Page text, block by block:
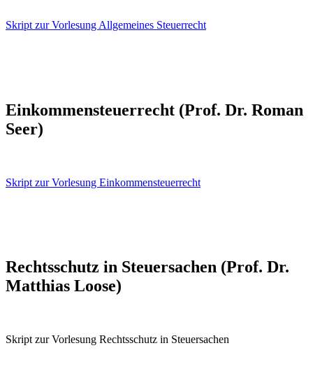
Skript zur Vorlesung Allgemeines Steuerrecht
Einkommensteuerrecht (Prof. Dr. Roman
Seer)
Skript zur Vorlesung Einkommensteuerrecht
Rechtsschutz in Steuersachen (Prof. Dr.
Matthias Loose)
Skript zur Vorlesung Rechtsschutz in Steuersachen